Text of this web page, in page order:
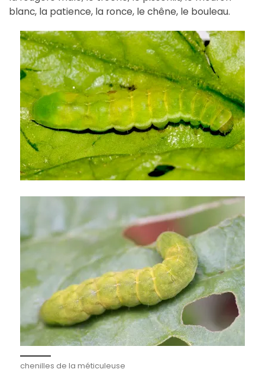
blanc, la patience, la ronce, le chêne, le bouleau.
chenilles de la méticuleuse